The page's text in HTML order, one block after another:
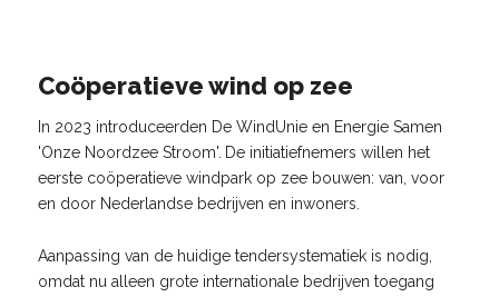
Coöperatieve wind op zee
In 2023 introduceerden De WindUnie en Energie Samen
'Onze Noordzee Stroom'. De initiatiefnemers willen het
eerste coöperatieve windpark op zee bouwen: van, voor
en door Nederlandse bedrijven en inwoners.
Aanpassing van de huidige tendersystematiek is nodig,
omdat nu alleen grote internationale bedrijven toegang